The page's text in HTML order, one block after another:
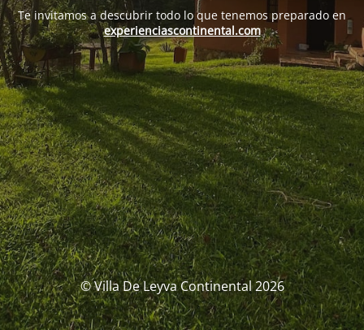
Te invitamos a descubrir todo lo que tenemos preparado en
experienciascontinental.com
© Villa De Leyva Continental 2026